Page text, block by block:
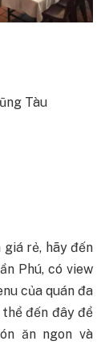
Tàu
rẻ, hãy đến
Phú, có view
của quán đa
thể đến đây để
ăn ngon và